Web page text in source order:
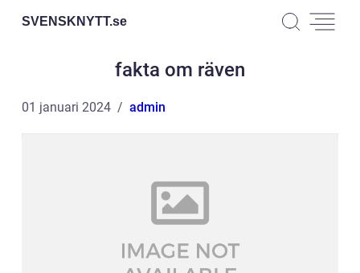
SVENSKNYTT.se
fakta om räven
01 januari 2024 admin